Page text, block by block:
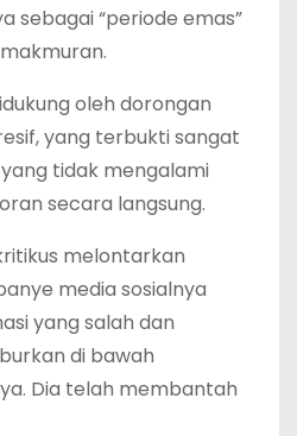
sebagai “periode emas”
oleh dorongan
yang terbukti sangat
tidak mengalami
secara langsung.
melontarkan
media sosialnya
yang salah dan
di bawah
Dia telah membantah